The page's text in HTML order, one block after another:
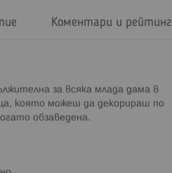
за всяка млада дама в
която можеш да декорираш по
обзаведена.
Коментари и рейтинг